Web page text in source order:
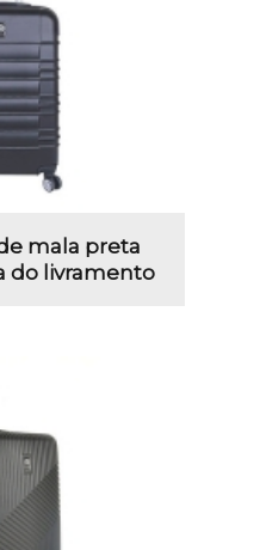
mala preta
do livramento